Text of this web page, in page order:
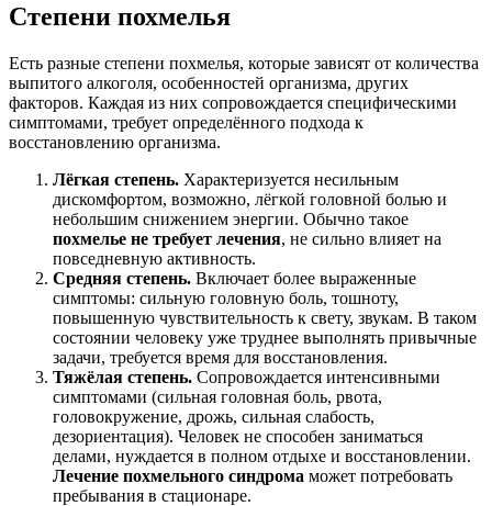
Степени похмелья
Есть разные степени похмелья, которые зависят от количества
выпитого алкоголя, особенностей организма, других
факторов. Каждая из них сопровождается специфическими
симптомами, требует определённого подхода к
восстановлению организма.
Лёгкая степень. Характеризуется несильным
дискомфортом, возможно, лёгкой головной болью и
небольшим снижением энергии. Обычно такое
похмелье не требует лечения, не сильно влияет на
повседневную активность.
Средняя степень. Включает более выраженные
симптомы: сильную головную боль, тошноту,
повышенную чувствительность к свету, звукам. В таком
состоянии человеку уже труднее выполнять привычные
задачи, требуется время для восстановления.
Тяжёлая степень. Сопровождается интенсивными
симптомами (сильная головная боль, рвота,
головокружение, дрожь, сильная слабость,
дезориентация). Человек не способен заниматься
делами, нуждается в полном отдыхе и восстановлении.
Лечение похмельного синдрома может потребовать
пребывания в стационаре.